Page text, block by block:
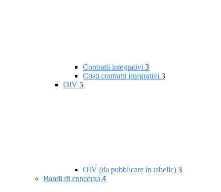
Contratti integrativi 3
Costi contratti integrativi 3
OIV 5
OIV (da pubblicare in tabelle) 3
Bandi di concorso 4